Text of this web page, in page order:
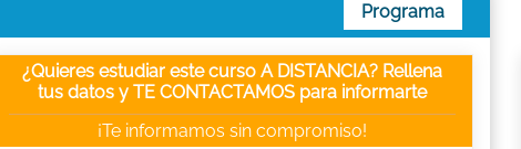
Programa
¿Quieres estudiar este curso A DISTANCIA? Rellena
tus datos y TE CONTACTAMOS para informarte
¡Te informamos sin compromiso!